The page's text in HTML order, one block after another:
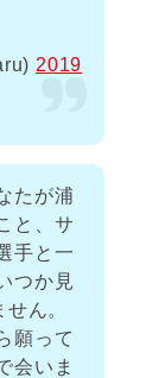
2019
たが浦
と、サ
手と一
つか見
ん。
願って
会いま